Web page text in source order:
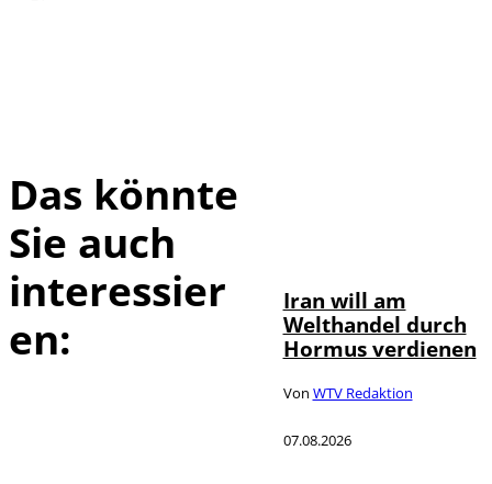
Das könnte
Sie auch
interessier
en:
Iran will am
Welthandel durch
Hormus verdienen
Von WTV Redaktion
07.08.2026